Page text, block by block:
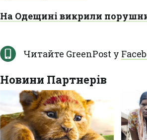
На Одещині викрили
Читайте GreenPost у